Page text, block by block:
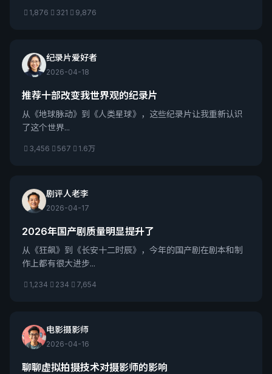
1,876 321 9,876
纪录片爱好者
2026-04-18
推荐十部改变我世界观的纪录片
从《地球脉动》到《人类星球》，这些纪录片让我重新认识
了这个世界...
3,456 567 1.6万
剧评人老李
2026-04-17
2026年国产剧质量明显提升了
从《狂飙》到《长安十二时辰》，今年的国产剧在剧本和制
作上都有很大进步...
1,234 234 7,654
电影摄影师
2026-04-16
聊聊虚拟拍摄技术对摄影师的影响